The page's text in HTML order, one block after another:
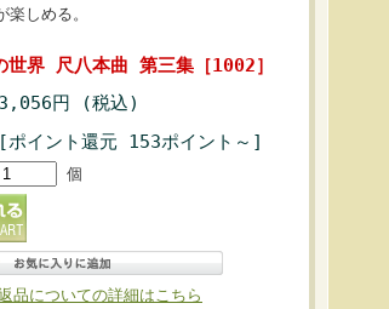
しめる。
世界 尺八本曲 第三集［1002］
3,056円 (税込)
[ポイント還元 153ポイント～]
個
品についての詳細はこちら